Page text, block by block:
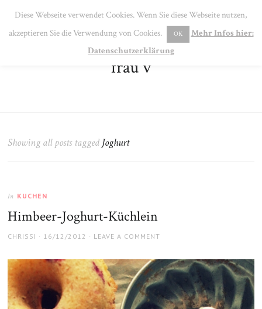
MENU
frau v
Showing all posts tagged Joghurt
In KUCHEN
Himbeer-Joghurt-Küchlein
AUTHOR
CHRISSI
POSTED
16/12/2012 LEAVE A COMMENT
Diese Webseite verwendet Cookies. Wenn Sie diese Webseite nutzen,
akzeptieren Sie die Verwendung von Cookies.
OK
Mehr Infos hier:
Datenschutzerklärung